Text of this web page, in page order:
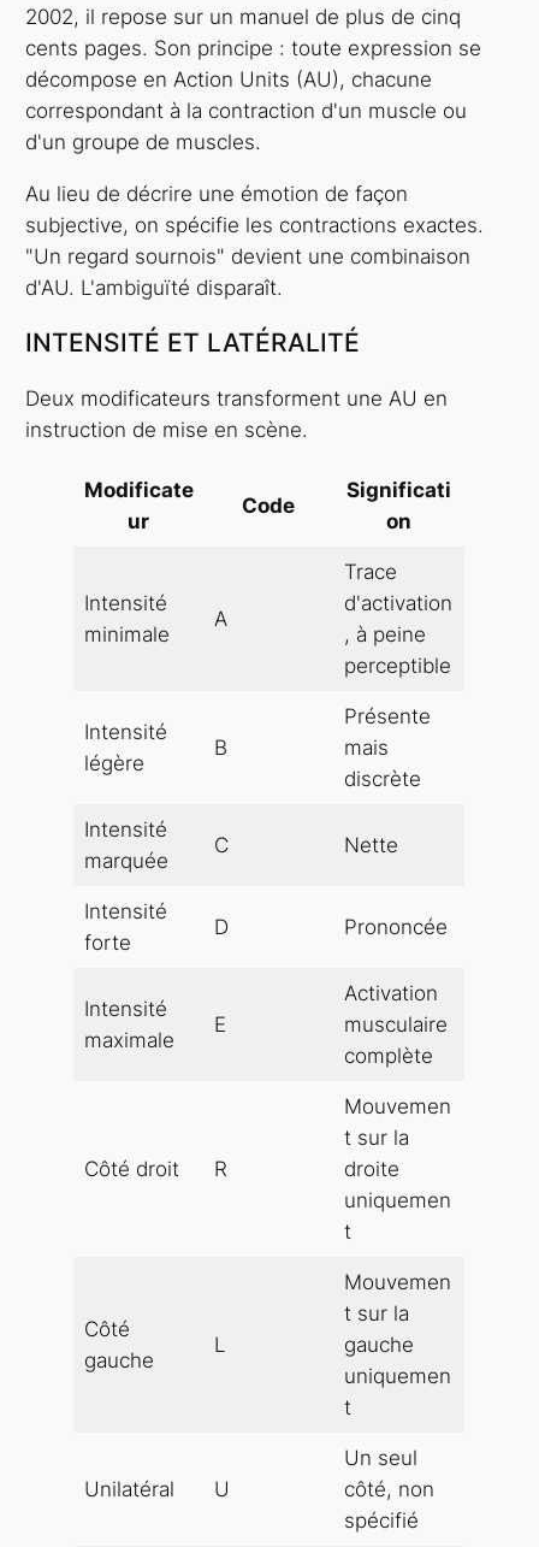
2002, il repose sur un manuel de plus de cinq
cents pages. Son principe : toute expression se
décompose enAction Units (AU), chacune
correspondant à la contraction d'un muscle ou
d'un groupe de muscles.
Au lieu de décrire une émotion de façon
subjective, on spécifie les contractions exactes.
"Un regard sournois" devient une combinaison
d'AU. L'ambiguïté disparaît.
INTENSITÉ ET LATÉRALITÉ
Deux modificateurs transforment une AU en
instruction de mise en scène.
Modificate
ur
Code
Significati
on
Intensité
minimale
A
Trace
d'activation
, à peine
perceptible
Intensité
légère
B
Présente
mais
discrète
Intensité
marquée
C Nette
Intensité
forte
D Prononcée
Intensité
maximale
E
Activation
musculaire
complète
Côté droit R
Mouvemen
t sur la
droite
uniquemen
t
Côté
gauche
L
Mouvemen
t sur la
gauche
uniquemen
t
Unilatéral U
Un seul
côté, non
spécifié